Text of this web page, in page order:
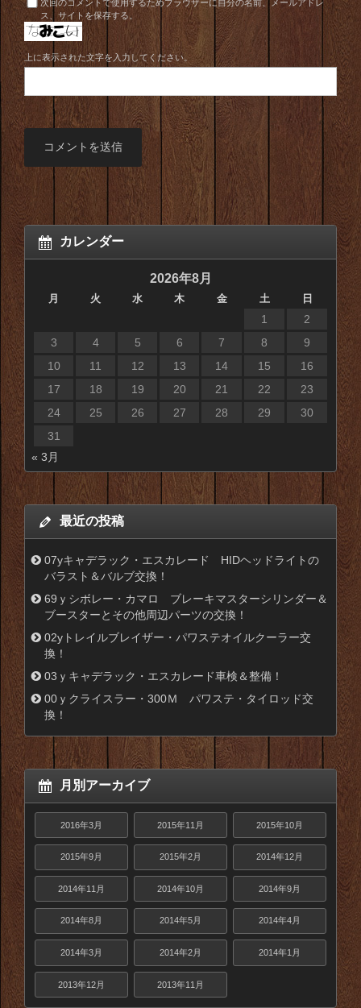
次回のコメントで使用するためブラウザーに自分の名前、メールアドレ
ス、サイトを保存する。
上に表示された文字を入力してください。
カレンダー
2026年8月
月 火 水 木 金 土 日
1
2
3
4 5 6 7 8
9
10
11 12 13 14 15
16
17
18 19 20 21 22
23
24
25 26 27 28 29
30
31
« 3月
最近の投稿
07yキャデラック・エスカレード HIDヘッドライトの
バラスト＆バルブ交換！
69ｙシボレー・カマロ ブレーキマスターシリンダー＆
ブースターとその他周辺パーツの交換！
02yトレイルブレイザー・パワステオイルクーラー交
換！
03ｙキャデラック・エスカレード車検＆整備！
00ｙクライスラー・300Ｍ パワステ・タイロッド交
換！
月別アーカイブ
2016年3月 2015年11月 2015年10月
2015年9月 2015年2月 2014年12月
2014年11月 2014年10月 2014年9月
2014年8月 2014年5月 2014年4月
2014年3月 2014年2月 2014年1月
2013年12月 2013年11月